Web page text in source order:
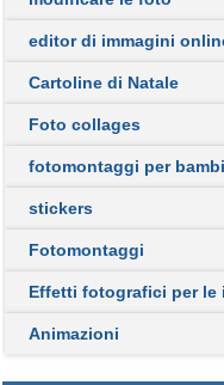
editor di immagini
Cartoline di Natale
Foto collages
fotomontaggi per
stickers
Fotomontaggi
Effetti fotografici per le
Animazioni